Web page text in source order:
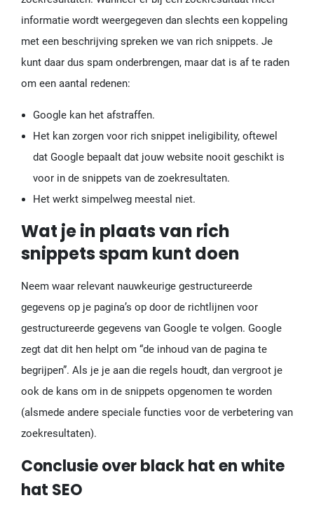
informatie wordt weergegeven dan slechts een koppeling
met een beschrijving spreken we van rich snippets. Je
kunt daar dus spam onderbrengen, maar dat is af te raden
om een aantal redenen:
Google kan het afstraffen.
Het kan zorgen voor rich snippet ineligibility, oftewel
dat Google bepaalt dat jouw website nooit geschikt is
voor in de snippets van de zoekresultaten.
Het werkt simpelweg meestal niet.
Wat je in plaats van rich
snippets spam kunt doen
Neem waar relevant nauwkeurige gestructureerde
gegevens op je pagina’s op door de richtlijnen voor
gestructureerde gegevens van Google te volgen. Google
zegt dat dit hen helpt om “de inhoud van de pagina te
begrijpen”. Als je je aan die regels houdt, dan vergroot je
ook de kans om in de snippets opgenomen te worden
(alsmede andere speciale functies voor de verbetering van
zoekresultaten).
Conclusie over black hat en white
hat SEO